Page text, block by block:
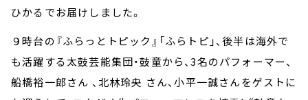
ひかるでお届けしました。
９時台の『ふらっとトピック』「ふらトピ」、後半は海外で
も活躍する太鼓芸能集団・鼓童から、3名のパフォーマー、
船橋裕一郎さん 、北林玲央 さん、小平一誠さんをゲストに